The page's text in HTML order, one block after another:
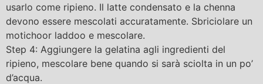
usarlo come ripieno. Il latte condensato e la chenna
devono essere mescolati accuratamente. Sbriciolare un
motichoor laddoo e mescolare.
Step 4: Aggiungere la gelatina agli ingredienti del
ripieno, mescolare bene quando si sarà sciolta in un po’
d’acqua.